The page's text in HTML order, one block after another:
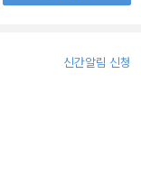
신간알림 신청